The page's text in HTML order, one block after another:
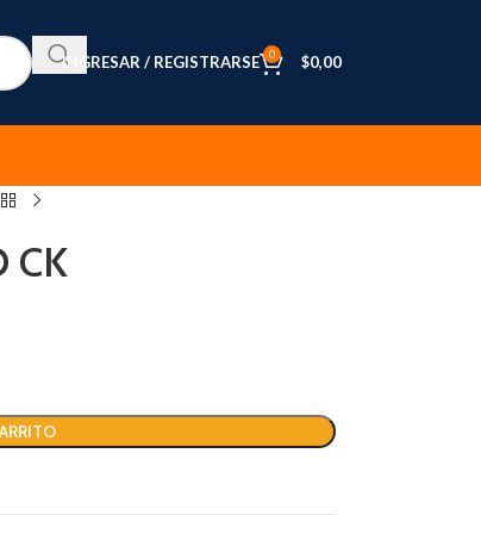
INGRESAR / REGISTRARSE 0 $0,00
CK